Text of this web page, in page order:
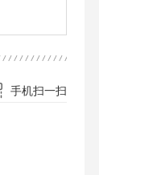
手机扫一扫